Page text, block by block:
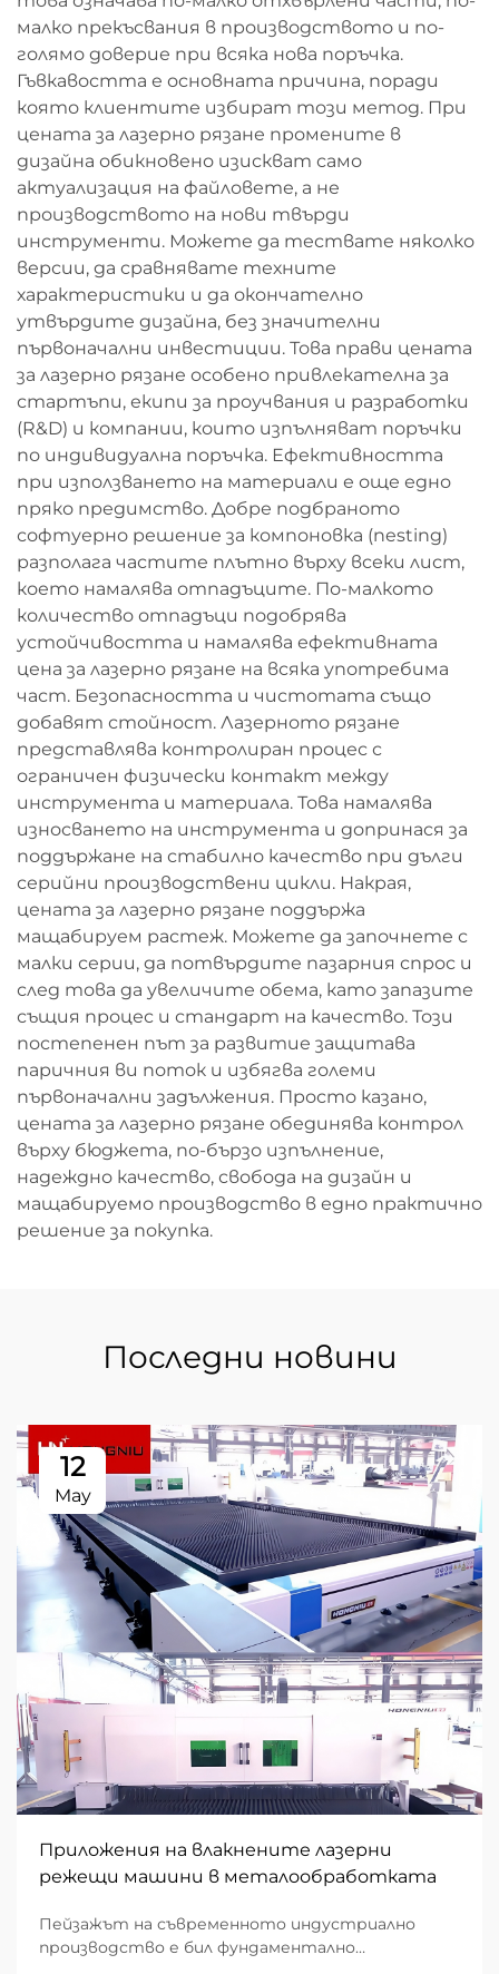
малко прекъсвания в производството и по-
голямо доверие при всяка нова поръчка.
Гъвкавостта е основната причина, поради
която клиентите избират този метод. При
цената за лазерно рязане промените в
дизайна обикновено изискват само
актуализация на файловете, а не
производството на нови твърди
инструменти. Можете да тествате няколко
версии, да сравнявате техните
характеристики и да окончателно
утвърдите дизайна, без значителни
първоначални инвестиции. Това прави цената
за лазерно рязане особено привлекателна за
стартъпи, екипи за проучвания и разработки
(R&D) и компании, които изпълняват поръчки
по индивидуална поръчка. Ефективността
при използването на материали е още едно
пряко предимство. Добре подбраното
софтуерно решение за компоновка (nesting)
разполага частите плътно върху всеки лист,
което намалява отпадъците. По-малкото
количество отпадъци подобрява
устойчивостта и намалява ефективната
цена за лазерно рязане на всяка употребима
част. Безопасността и чистотата също
добавят стойност. Лазерното рязане
представлява контролиран процес с
ограничен физически контакт между
инструмента и материала. Това намалява
износването на инструмента и допринася за
поддържане на стабилно качество при дълги
серийни производствени цикли. Накрая,
цената за лазерно рязане поддържа
мащабируем растеж. Можете да започнете с
малки серии, да потвърдите пазарния спрос и
след това да увеличите обема, като запазите
същия процес и стандарт на качество. Този
постепенен път за развитие защитава
паричния ви поток и избягва големи
първоначални задължения. Просто казано,
цената за лазерно рязане обединява контрол
върху бюджета, по-бързо изпълнение,
надеждно качество, свобода на дизайн и
мащабируемо производство в едно практично
решение за покупка.
Последни новини
12
May
Приложения на влакнените лазерни
режещи машини в металообработката
Пейзажът на съвременното индустриално
производство е бил фундаментално